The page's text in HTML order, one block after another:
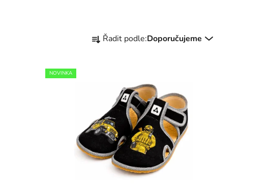
a
r
o
d
u
Řadit podle:Doporučujeme
NOVINKA